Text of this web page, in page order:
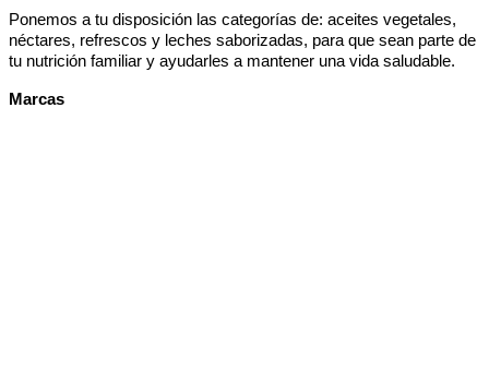
Ponemos a tu disposición las categorías de: aceites vegetales,
néctares, refrescos y leches saborizadas, para que sean parte de
tu nutrición familiar y ayudarles a mantener una vida saludable.
Marcas